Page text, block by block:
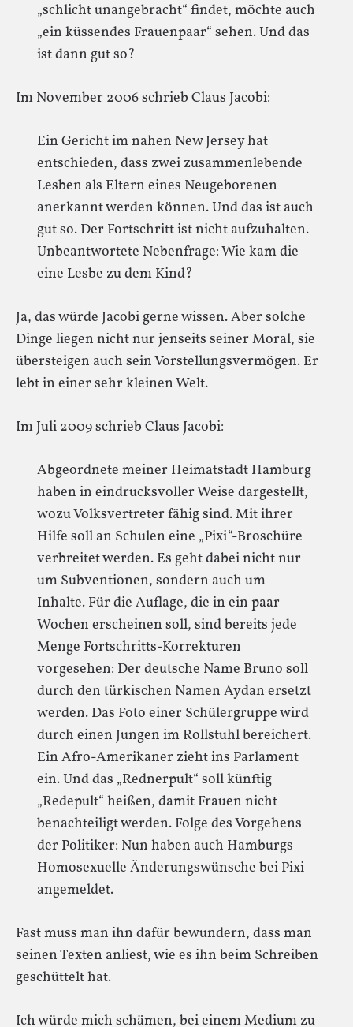
„schlicht unangebracht“ findet, möchte auch
„ein küssendes Frauenpaar“ sehen. Und das
ist dann gut so?
Im November 2006 schrieb Claus Jacobi:
Ein Gericht im nahen New Jersey hat
entschieden, dass zwei zusammenlebende
Lesben als Eltern eines Neugeborenen
anerkannt werden können. Und das ist auch
gut so. Der Fortschritt ist nicht aufzuhalten.
Unbeantwortete Nebenfrage: Wie kam die
eine Lesbe zu dem Kind?
Ja, das würde Jacobi gerne wissen. Aber solche
Dinge liegen nicht nur jenseits seiner Moral, sie
übersteigen auch sein Vorstellungsvermögen. Er
lebt in einer sehr kleinen Welt.
Im Juli 2009 schrieb Claus Jacobi:
Abgeordnete meiner Heimatstadt Hamburg
haben in eindrucksvoller Weise dargestellt,
wozu Volksvertreter fähig sind. Mit ihrer
Hilfe soll an Schulen eine „Pixi“-Broschüre
verbreitet werden. Es geht dabei nicht nur
um Subventionen, sondern auch um
Inhalte. Für die Auflage, die in ein paar
Wochen erscheinen soll, sind bereits jede
Menge Fortschritts-Korrekturen
vorgesehen: Der deutsche Name Bruno soll
durch den türkischen Namen Aydan ersetzt
werden. Das Foto einer Schülergruppe wird
durch einen Jungen im Rollstuhl bereichert.
Ein Afro-Amerikaner zieht ins Parlament
ein. Und das „Rednerpult“ soll künftig
„Redepult“ heißen, damit Frauen nicht
benachteiligt werden. Folge des Vorgehens
der Politiker: Nun haben auch Hamburgs
Homosexuelle Änderungswünsche bei Pixi
angemeldet.
Fast muss man ihn dafür bewundern, dass man
seinen Texten anliest, wie es ihn beim Schreiben
geschüttelt hat.
Ich würde mich schämen, bei einem Medium zu